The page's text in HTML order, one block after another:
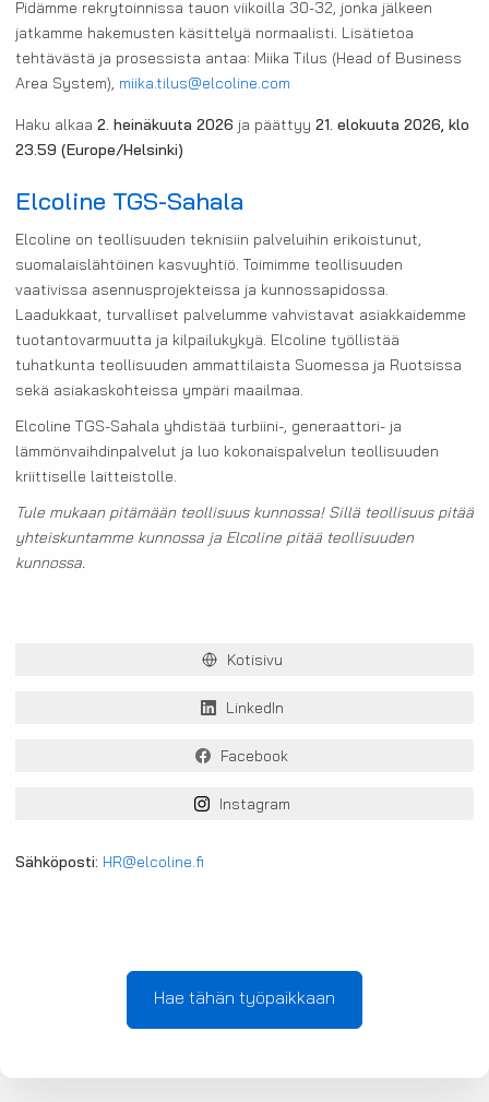
Pidämme rekrytoinnissa tauon viikoilla 30-32, jonka jälkeen
jatkamme hakemusten käsittelyä normaalisti. Lisätietoa
tehtävästä ja prosessista antaa: Miika Tilus (Head of Business
Area System), miika.tilus@elcoline.com
Haku alkaa 2. heinäkuuta 2026 ja päättyy 21. elokuuta 2026, klo
23.59 (Europe/Helsinki)
Elcoline TGS-Sahala
Elcoline on teollisuuden teknisiin palveluihin erikoistunut,
suomalaislähtöinen kasvuyhtiö. Toimimme teollisuuden
vaativissa asennusprojekteissa ja kunnossapidossa.
Laadukkaat, turvalliset palvelumme vahvistavat asiakkaidemme
tuotantovarmuutta ja kilpailukykyä. Elcoline työllistää
tuhatkunta teollisuuden ammattilaista Suomessa ja Ruotsissa
sekä asiakaskohteissa ympäri maailmaa.
Elcoline TGS-Sahala yhdistää turbiini-, generaattori- ja
lämmönvaihdinpalvelut ja luo kokonaispalvelun teollisuuden
kriittiselle laitteistolle.
Tule mukaan pitämään teollisuus kunnossa! Sillä teollisuus pitää
yhteiskuntamme kunnossa ja Elcoline pitää teollisuuden
kunnossa.
Kotisivu
LinkedIn
Facebook
Instagram
Sähköposti: HR@elcoline.fi
Hae tähän työpaikkaan